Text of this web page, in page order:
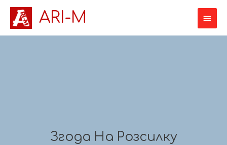
ARI-M
Згода На Розсилку